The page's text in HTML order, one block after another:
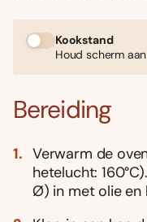
Kookstand
Houd scherm
Bereiding
Verwarm de
hetelucht:
Ø) in met olie en